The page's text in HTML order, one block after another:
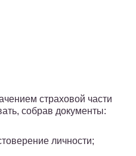
страховой части
собрав документы:
личности;